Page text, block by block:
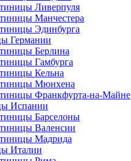
Ливерпуля
Манчестера
Эдинбурга
Германии
Берлина
Гамбурга
Кельна
Мюнхена
Франкфурта-на-Майне
Испании
Барселоны
Валенсии
Мадрида
Италии